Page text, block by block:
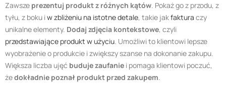
Zawsze prezentuj produkt z różnych kątów. Pokaż go z przodu, z
tyłu, z boku i w zbliżeniu na istotne detale, takie jakfaktura czy
unikalne elementy. Dodaj zdjęcia kontekstowe, czyli
przedstawiające produkt w użyciu. Umożliwi to klientowi lepsze
wyobrażenie o produkcie i zwiększy szanse na dokonanie zakupu.
Większa liczba ujęć buduje zaufanie i pomaga klientowi poczuć,
żedokładnie poznał produkt przed zakupem.